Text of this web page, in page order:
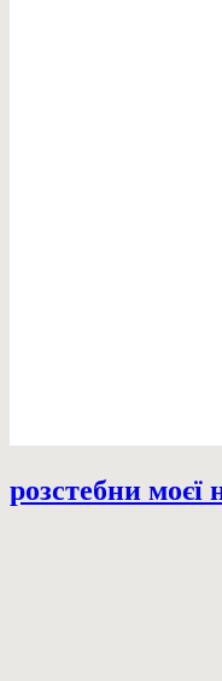
розстебни моєї